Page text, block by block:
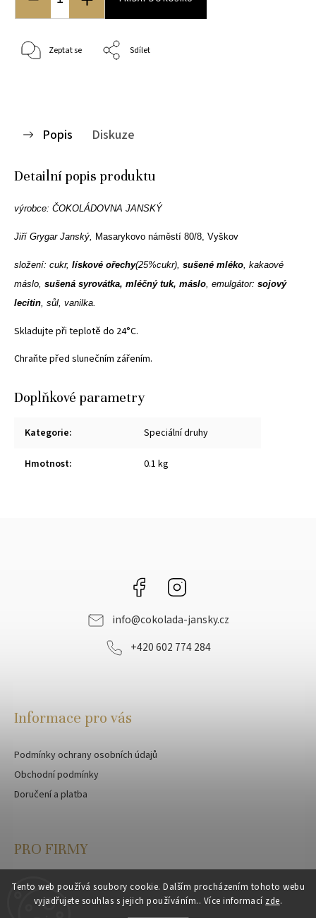
Tento web používá soubory cookie. Dalším procházením tohoto webu
vyjadřujete souhlas s jejich používáním.. Více informací zde.
Zeptat se Sdílet
Popis Diskuze
Detailní popis produktu
výrobce: ČOKOLÁDOVNA JANSKÝ
Jiří Grygar Janský, Masarykovo náměstí 80/8, Vyškov
složení: cukr, lískové ořechy(25%cukr), sušené mléko , kakaové
máslo, sušená syrovátka, mléčný tuk, máslo , emulgátor: sojový
lecitin , sůl, vanilka.
Skladujte při teplotě do 24°C.
Chraňte před slunečním zářením.
Doplňkové parametry
Kategorie: Speciální druhy
Hmotnost: 0.1 kg
Facebook
info@cokolada-jansky.cz
+420 602 774 284
Informace pro vás
Podmínky ochrany osobních údajů
Obchodní podmínky
Doručení a platba
PRO FIRMY
Velkoobchod
Zakázková výroba